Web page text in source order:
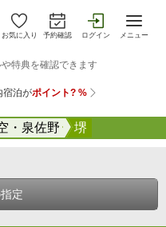
お気に入り 予約確認 ログイン メニュー
・泉佐野 堺
定